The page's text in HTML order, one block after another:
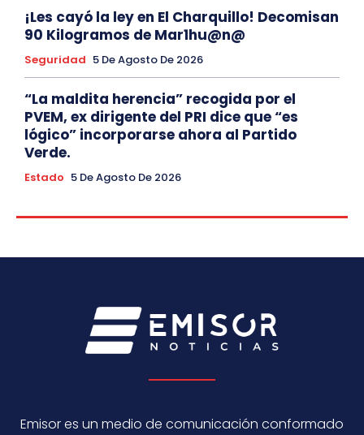
¡Les cayó la ley en El Charquillo! Decomisan
90 Kilogramos de Mar1hu@n@
Seguridad 5 De Agosto De 2026
“La maldita herencia” recogida por el
PVEM, ex dirigente del PRI dice que “es
lógico” incorporarse ahora al Partido
Verde.
Estado 5 De Agosto De 2026
Emisor es un medio de comunicación conformado